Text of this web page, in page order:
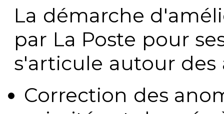
La démarche
par La Poste pour
s'articule autour des
Correction des